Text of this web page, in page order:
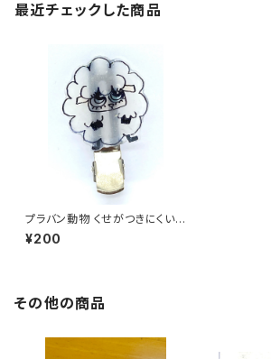
最近チェックした商品
プラバン動物 くせがつきにくいピ
ン
¥200
その他の商品